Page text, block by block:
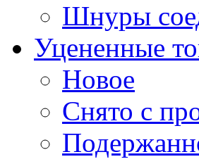
Шнуры
Уцененные
Новое
Снято с